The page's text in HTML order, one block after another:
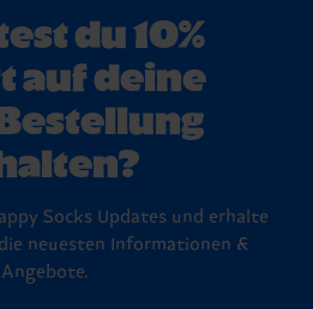
du 10%
auf deine
Socks Updates und erhalte
neuesten Informationen &
Angebote.